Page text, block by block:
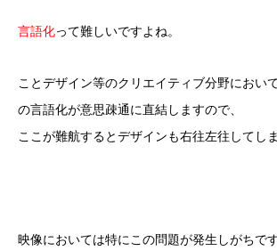
言語化って難しいですよね。
ことデザイン等のクリエイティブ分野におい
の言語化が意思疎通に直結しますので、
ここが難航するとデザインも右往左往してし
映像においては特にこの問題が発生しがちです